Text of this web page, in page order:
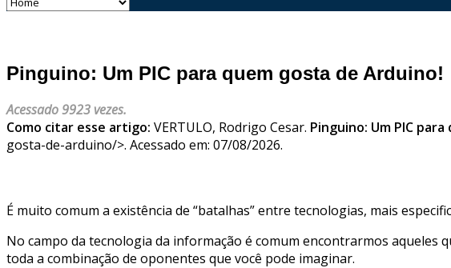
Pinguino: Um PIC para quem gosta de Arduino!
Acessado 9923 vezes.
Como citar esse artigo: VERTULO, Rodrigo Cesar. Pinguino: Um PIC
gosta-de-arduino/>. Acessado em: 07/08/2026.
É muito comum a existência de “batalhas” entre tecnologias, mais
No campo da tecnologia da informação é comum encontrarmos aqueles
toda a combinação de oponentes que você pode imaginar.